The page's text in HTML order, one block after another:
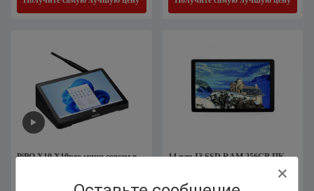
PiPO X10 X10pro мини совсем в
дюймами 8,9 дюйма 10,1 дюйма
14 ядр I3 SSD RAM 256GB ПК
8GB планшета экрана касания
держателя стены дюйма